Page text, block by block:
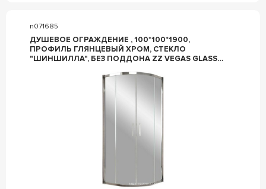
n071685
ДУШЕВОЕ ОГРАЖДЕНИЕ , 100*100*1900,
ПРОФИЛЬ ГЛЯНЦЕВЫЙ ХРОМ, СТЕКЛО
"ШИНШИЛЛА", БЕЗ ПОДДОНА ZZ VEGAS GLASS